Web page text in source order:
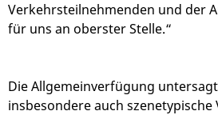
Verkehrsteilnehmenden und der
für uns an oberster Stelle.“
Die Allgemeinverfügung
insbesondere auch